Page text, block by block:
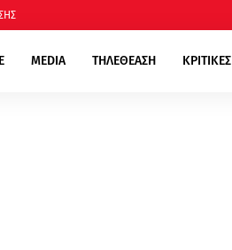
MEDIA ΤΗΛΕΘΕΑΣΗ ΚΡΙΤΙΚΕΣ